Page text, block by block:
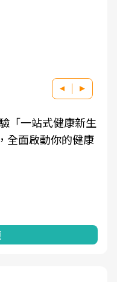
「一站式健康新生
全面啟動你的健康